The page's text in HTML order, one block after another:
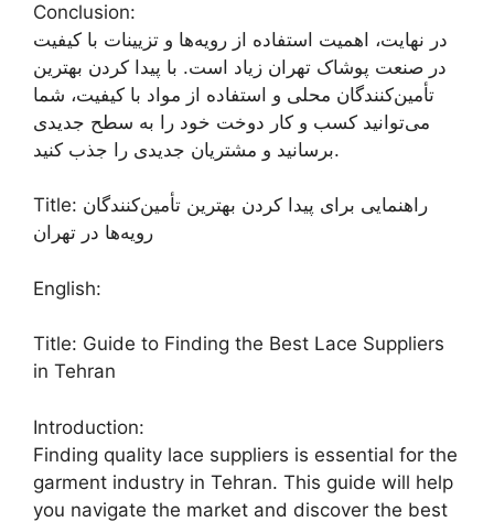
Conclusion:
در نهایت، اهمیت استفاده از رویه‌ها و تزیینات با کیفیت
در صنعت پوشاک تهران زیاد است. با پیدا کردن بهترین
تأمین‌کنندگان محلی و استفاده از مواد با کیفیت، شما
می‌توانید کسب و کار دوخت خود را به سطح جدیدی
برسانید و مشتریان جدیدی را جذب کنید.
Title: راهنمایی برای پیدا کردن بهترین تأمین‌کنندگان
رویه‌ها در تهران
English:
Title: Guide to Finding the Best Lace Suppliers
in Tehran
Introduction:
Finding quality lace suppliers is essential for the
garment industry in Tehran. This guide will help
you navigate the market and discover the best